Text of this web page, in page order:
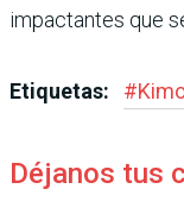
impactantes que
Etiquetas: #
Déjanos tus